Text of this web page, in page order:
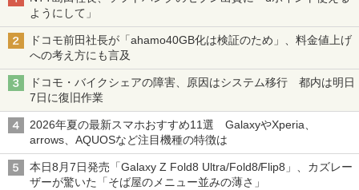
ようにして」
ドコモ前田社長が「ahamo40GB化は検証のため」、料金値上げ
への考え方にも言及
ドコモ・バイクシェアの障害、原因はシステム移行 都内は明日
7日に復旧作業
2026年夏の最新スマホおすすめ11選 GalaxyやXperia、
arrows、AQUOSなど注目機種の特徴は
本日8月7日発売「Galaxy Z Fold8 Ultra/Fold8/Flip8」、カズレー
ザーが驚いた「そば屋のメニュー並みの薄さ」